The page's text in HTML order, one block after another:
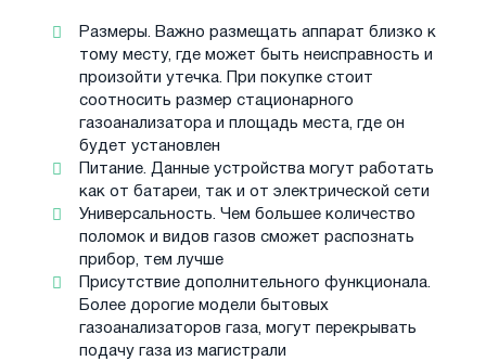
Размеры. Важно размещать аппарат близко к
тому месту, где может быть неисправность и
произойти утечка. При покупке стоит
соотносить размер стационарного
газоанализатора и площадь места, где он
будет установлен
Питание. Данные устройства могут работать
как от батареи, так и от электрической сети
Универсальность. Чем большее количество
поломок и видов газов сможет распознать
прибор, тем лучше
Присутствие дополнительного функционала.
Более дорогие модели бытовых
газоанализаторов газа, могут перекрывать
подачу газа из магистрали